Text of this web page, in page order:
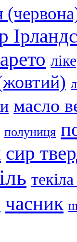
масло
полуниця
сир
часник